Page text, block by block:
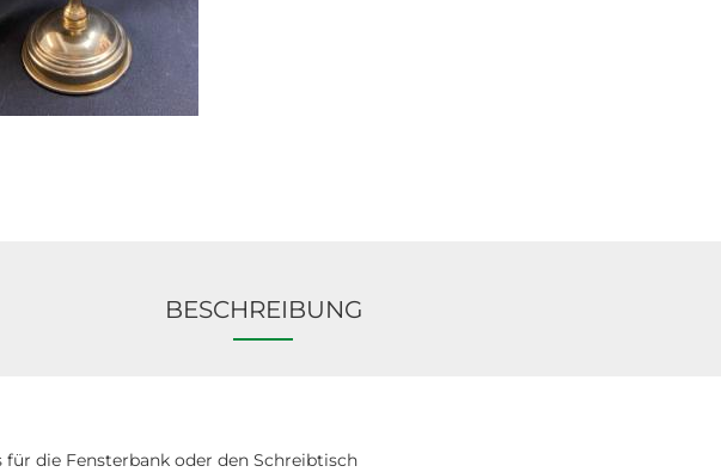
BESCHREIBUNG
die Fensterbank oder den Schreibtisch